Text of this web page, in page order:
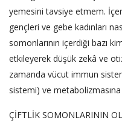
yemesini tavsiye etmem.
gençleri ve gebe kadınları
somonlarının içerdiği bazı
etkileyerek düşük zekâ ve
zamanda vücut immun
sistemi) ve
ÇİFTLİK SOMONLARININ